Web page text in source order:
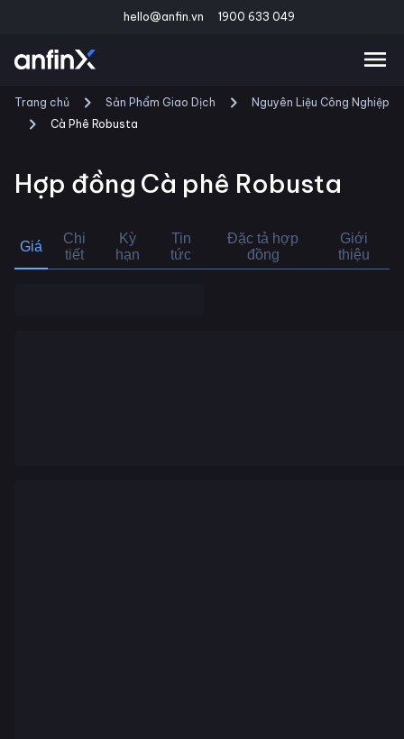
hello@anfin.vn 1900 633 049
Trang chủ Sản Phẩm Giao Dịch
Nguyên Liệu Công Nghiệp
Cà Phê Robusta
Hợp đồng Cà phê Robusta
Giá
Chi
tiết
Kỳ
hạn
Tin
tức
Đặc tả hợp
đồng
Giới
thiệu